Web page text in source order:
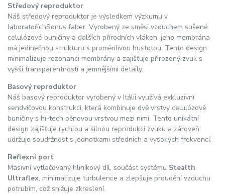
Středový reproduktor
Náš středový reproduktor je výsledkem výzkumu v
laboratoříchSonus faber. Vyrobený ze směsi vzduchem sušené
celulózové buničiny a dalších přírodních vláken, jeho membrána
má jedinečnou strukturu s proměnlivou hustotou. Tento design
minimalizuje rezonanci membrány a zajišťuje přirozený zvuk s
vyšší transparentností a jemnějšími detaily.
Basový reproduktor
Náš basový reproduktor vyrobený v Itálii využívá exkluzivní
sendvičovou konstrukci, která kombinuje dvě vrstvy celulózové
buničiny s hi-tech pěnovou vrstvou mezi nimi. Tento unikátní
design zajišťuje rychlou a silnou reprodukci zvuku a zároveň
udržuje soudržnost s jednotkami středních a vysokých frekvencí.
Reflexní port
Masivní vytlačovaný hliníkový díl, součást systému Stealth
Ultraflex, minimalizuje turbulence a zlepšuje proudění vzduchu
potrubím, což snižuje zkreslení.